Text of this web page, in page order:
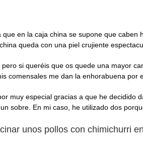
en la caja china se supone que
queda con una piel crujiente
si queréis que os quede una mayor
comensales me dan la enhorabuena por
muy especial gracias a que he decidido
sobre. En mi caso, he utilizado dos
unos pollos con chimichurri